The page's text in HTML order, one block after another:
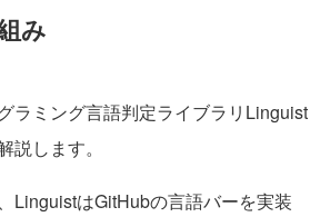
み
ラミング言語判定ライブラリLinguist
説します。
LinguistはGitHubの言語バーを実装